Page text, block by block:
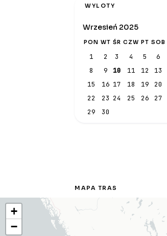
WYLOTY
Wrzesień 2025
PON WT ŚR CZW PT SOB
1 2 3 4 5 6
8
9 10 11 12 13
15
16 17 18 19 20
22
23 24 25 26 27
29
30
MAPA TRAS
+
−